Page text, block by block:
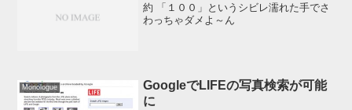
約 「１００」というシビレ濡れた手でさ
わっちゃダメよ～ん
Monologue
GoogleでLIFEの写真検索が可能
に